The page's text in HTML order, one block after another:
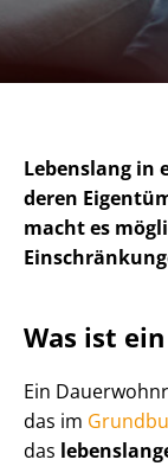
Lebenslang in
deren
macht es
Was ist
Ein
das im
das